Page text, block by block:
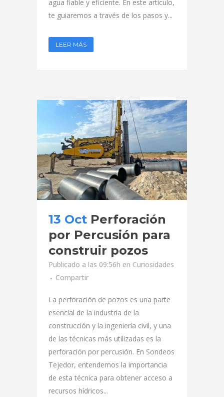
agua fiable y eficiente. En este artículo,
te guiaremos a través de los pasos y...
LEER MÁS
13 Oct Perforación
por Percusión para
construir pozos
Publicado a las 09:56h en Curiosidades
Compartir
La perforación de pozos es una parte
esencial de la industria de la
construcción y la ingeniería civil, y una
de las técnicas más utilizadas es la
perforación por percusión. En Sondeos
Tejedor, entendemos la importancia
de esta técnica para obtener acceso a
recursos hídricos...